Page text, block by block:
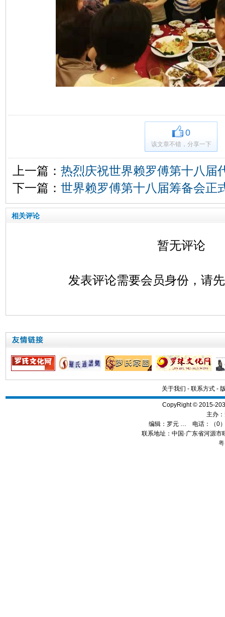
0
该文章不错，分享一下
上一篇： 热烈庆祝世界赖罗傅第十八届
下一篇： 世界赖罗傅第十八届筹备会正
相关评论
暂无评论
发表评论需要会员身份，请
关于我们 - 联系方式-
CopyRight © 2015-
主办：
编辑： 罗元 … 电话：（0
联系地址：中国·广东省河源